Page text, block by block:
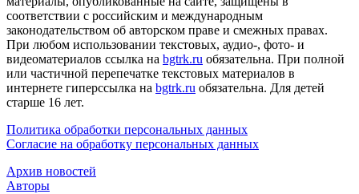
соответствии с российским и международным
законодательством об авторском праве и смежных правах.
При любом использовании текстовых, аудио-, фото- и
видеоматериалов ссылка на bgtrk.ru обязательна. При полной
или частичной перепечатке текстовых материалов в
интернете гиперссылка на bgtrk.ru обязательна. Для детей
старше 16 лет.
Политика обработки персональных данных
Согласие на обработку персональных данных
Архив новостей
Авторы